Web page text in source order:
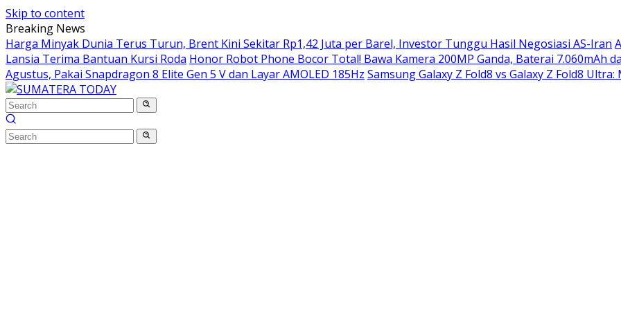
Skip to content
Breaking News
Harga Minyak Dunia Terus Turun, Brent Kini Sekitar Rp1,42 Juta per Barel, Investor Tunggu Hasil Negosiasi AS-Iran
Lansia Terima Bantuan Kursi Roda Honor Robot Phone Bocor Total! Bawa Kamera 200MP Ganda, Baterai 7.060mAh
Agustus, Pakai Snapdragon 8 Elite Gen 5 V dan Layar AMOLED 185Hz Samsung Galaxy Z Fold8 vs Galaxy Z Fold8